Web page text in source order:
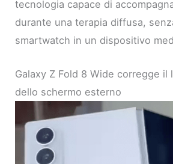
tecnologia capace di
durante una terapia diffusa,
smartwatch in un dispositivo
Galaxy Z Fold 8 Wide corregge il
dello schermo esterno